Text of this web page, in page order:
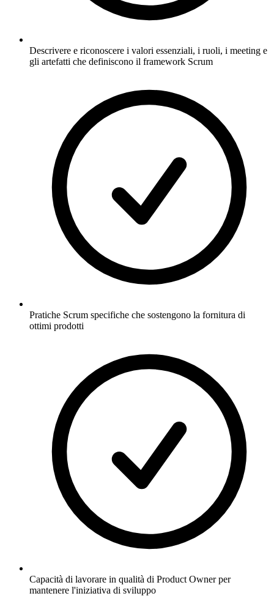
Descrivere e riconoscere i valori essenziali, i ruoli, i meeting e
gli artefatti che definiscono il framework Scrum
Pratiche Scrum specifiche che sostengono la fornitura di
ottimi prodotti
Capacità di lavorare in qualità di Product Owner per
mantenere l'iniziativa di sviluppo